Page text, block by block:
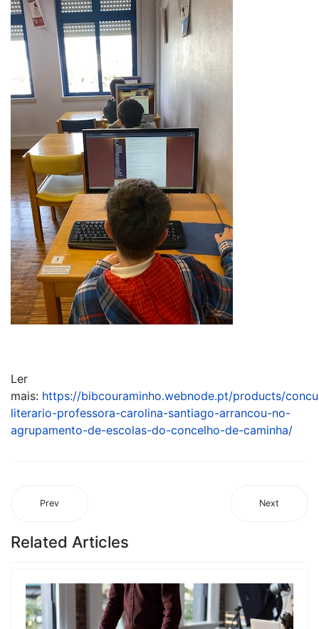
Ler
mais: https://bibcouraminho.webnode.pt/products/
literario-professora-carolina-santiago-arrancou-no-
agrupamento-de-escolas-do-concelho-de-caminha/
Prev Next
Related Articles